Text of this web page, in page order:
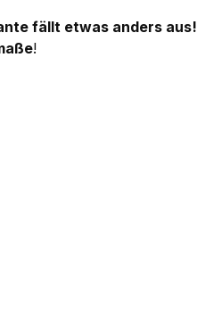
fällt etwas anders aus!
!